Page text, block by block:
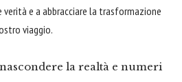
verità e a abbracciare la trasformazione
viaggio.
la realtà e numeri